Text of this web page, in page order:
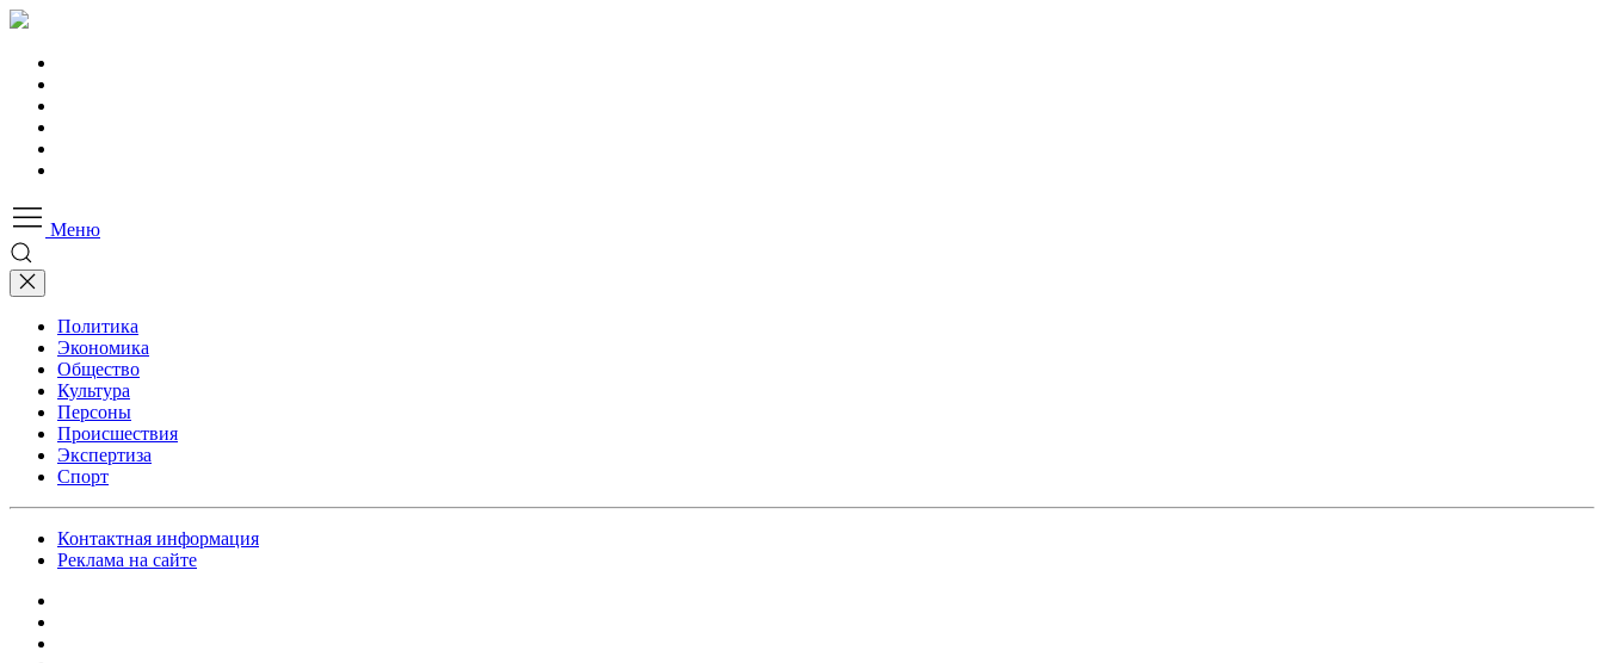
Меню
Политика
Экономика
Общество
Культура
Персоны
Происшествия
Экспертиза
Спорт
Контактная информация
Реклама на сайте